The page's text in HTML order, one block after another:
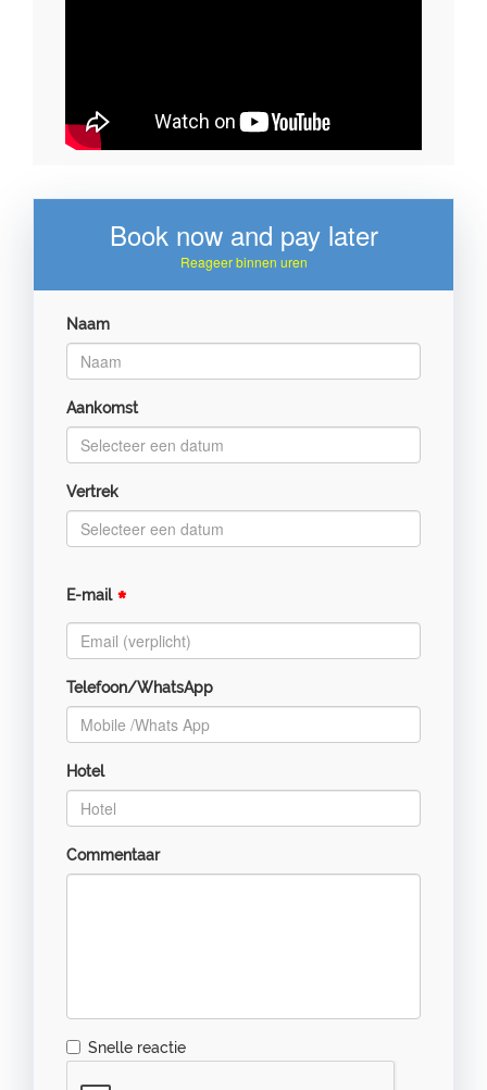
Book now and pay later
Reageer binnen uren
Naam
Aankomst
Vertrek
E-mail *
Telefoon/WhatsApp
Hotel
Commentaar
Snelle reactie